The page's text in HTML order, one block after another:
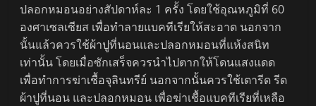
ปลอกหมอนอย่างสัปดาห์ละ 1 ครั้ง โดยใช้อุณหภูมิที่ 60
องศาเซลเซียส เพื่อทำลายแบคทีเรียให้สะอาด นอกจาก
นั้นแล้วควรใช้ผ้าปูที่นอนและปลอกหมอนที่แห้งสนิท
เท่านั้น โดยเมื่อซักเสร็จควรนำไปตากให้โดนแสงแดด
เพื่อทำการฆ่าเชื้อจุลินทรีย์ นอกจากนั้นควรใช้เตารีด รีด
ผ้าปูที่นอน และปลอกหมอน เพื่อฆ่าเชื้อแบคทีเรียที่เหลือ